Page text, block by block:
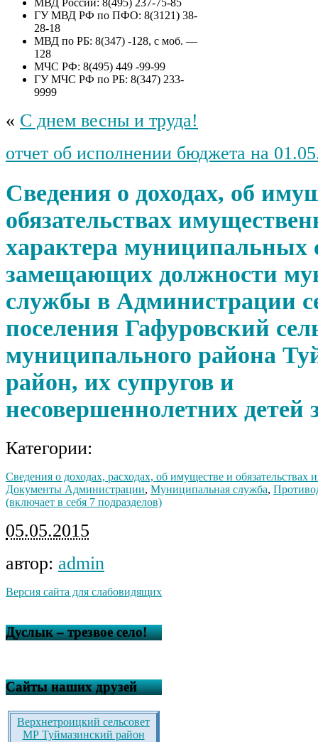
приватизации муниципального
имущества сельского поселения
Гафуровский сельсовет
муниципального района
Туймазинский район
Республики Башкортостан –
объект незавершенного
строительства, степенью
номером 02:46:100601:213, с
земельным участком общей
площадью 3672 кв.м., с
кадастровым номером
Башкортостан, муниципальный
поселение Гафуровский
Центральная д. 72
МВД России: 8(495) 237-75-85
ГУ МВД РФ по ПФО: 8(3121) 38-
28-18
МВД по РБ: 8(347) -128, с моб. —
128
МЧС РФ: 8(495) 449 -99-99
ГУ МЧС РФ по РБ: 8(347) 233-
9999
« С днем весны и труда!
отчет об исполнении бюджета на
Сведения о доходах, об
обязательствах
характера
замещающих должности
службы в Администрации
поселения Гафуровский
муниципального района
район, их супругов и
несовершеннолетних детей
Категории:
Сведения о доходах, расходах, об имуществе и обязательствах
Документы Администрации, Муниципальная служба,
(включает в себя 7 подразделов)
05.05.2015
автор: admin
Версия сайта для слабовидящих
Дуслык – трезвое село!
Сайты наших друзей
Верхнетроицкий сельсовет
МР Туймазинский район